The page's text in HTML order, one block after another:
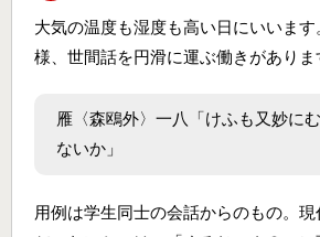
大気の温度も湿度も高い日にいいま
様、世間話を円滑に運ぶ働きがありま
雁〈森鴎外〉一八「けふも又妙に
ないか」
用例は学生同士の会話からのもの。